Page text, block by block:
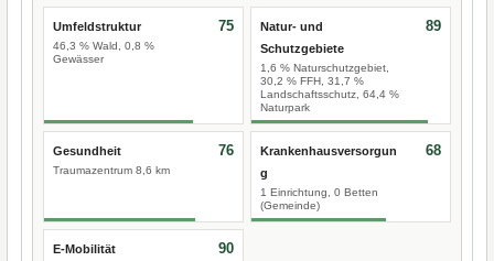
Umfeldstruktur
46,3 % Wald, 0,8 %
Gewässer
75
Natur- und
Schutzgebiete
1,6 % Naturschutzgebiet,
30,2 % FFH, 31,7 %
Landschaftsschutz, 64,4 %
Naturpark
89
Gesundheit
Traumazentrum 8,6 km
76
Krankenhausversorgun
g
1 Einrichtung, 0 Betten
(Gemeinde)
68
E-Mobilität 90